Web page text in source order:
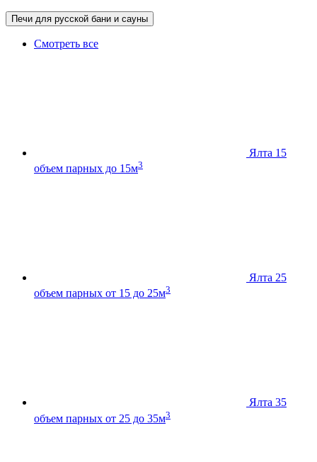
Печи для русской бани и сауны
Смотреть все
Ялта 15
объем парных до 15м3
Ялта 25
объем парных от 15 до 25м3
Ялта 35
объем парных от 25 до 35м3